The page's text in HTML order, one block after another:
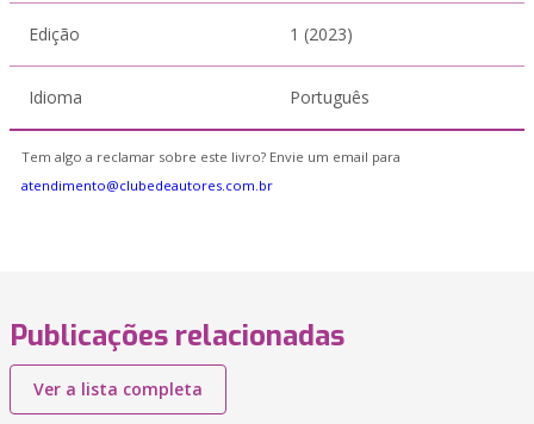
Edição 1 (2023)
Idioma Português
Tem algo a reclamar sobre este livro? Envie um email para
atendimento@clubedeautores.com.br
Publicações relacionadas
Ver a lista completa